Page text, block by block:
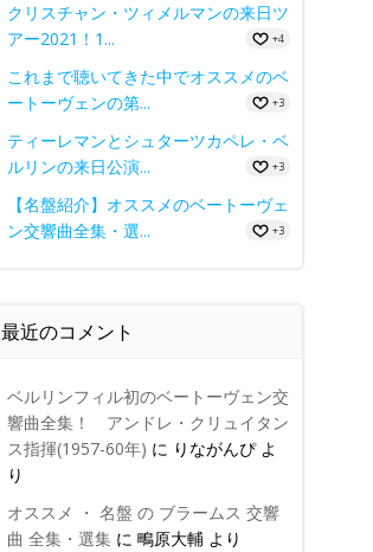
クリスチャン・ツィメルマンの来日ツ
アー2021！1...
+4
これまで聴いてきた中でオススメのベ
ートーヴェンの第...
+3
ティーレマンとシュターツカペレ・ベ
ルリンの来日公演...
+3
【名盤紹介】オススメのベートーヴェ
ン交響曲全集・選...
+3
最近のコメント
ベルリンフィル初のベートーヴェン交
響曲全集！ アンドレ・クリュイタン
ス指揮(1957-60年) に りながんぴよ
り
オススメ ・ 名盤 の ブラームス 交響
曲 全集・選集に 鴫原大輔より